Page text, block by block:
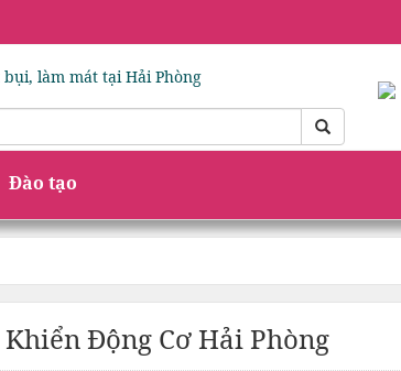
Nghiệp Tại Hải Phòng
Đào tạo
Động Cơ Hải Phòng